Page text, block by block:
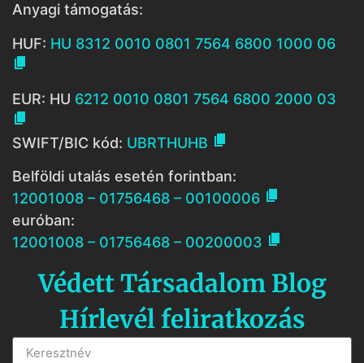
Anyagi támogatás:
HUF: HU 8312 0010 0801 7564 6800 1000 06

EUR: HU 6212 0010 0801 7564 6800 2000 03

SWIFT/BIC kód: UBRTHUHB 
Belföldi utalás esetén forintban:
12001008 – 01756468 – 00100006 
euróban:
12001008 – 01756468 – 00200003 
Védett Társadalom Blog
Hírlevél feliratkozás